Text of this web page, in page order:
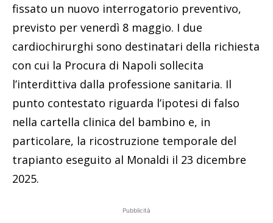
fissato un nuovo interrogatorio preventivo,
previsto per venerdì 8 maggio. I due
cardiochirurghi sono destinatari della richiesta
con cui la Procura di Napoli sollecita
l’interdittiva dalla professione sanitaria. Il
punto contestato riguarda l’ipotesi di falso
nella cartella clinica del bambino e, in
particolare, la ricostruzione temporale del
trapianto eseguito al Monaldi il 23 dicembre
2025.
Pubblicità